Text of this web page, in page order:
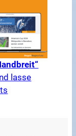
lasse